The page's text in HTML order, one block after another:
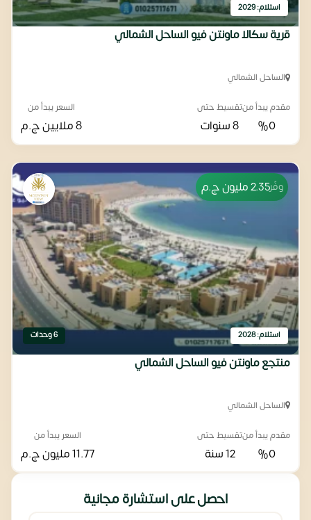
استلام: 2029
قرية سكالا ماونتن فيو الساحل الشمالي
الساحل الشمالي
مقدم يبدأ من
%0
تقسيط حتى
8 سنوات
السعر يبدأ من
8 ملايين ج.م
وفّر2.35 مليون ج.م
استلام: 2028 6 وحدات
منتجع ماونتن فيو الساحل الشمالي
الساحل الشمالي
مقدم يبدأ من
%0
تقسيط حتى
12 سنة
السعر يبدأ من
11.77 مليون ج.م
احصل على استشارة مجانية